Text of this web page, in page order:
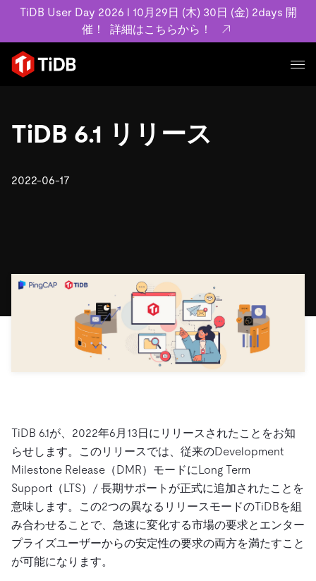
TiDB User Day 2026 l 10月29日 (木) 30日 (金) 2days 開
催！
詳細はこちらから！
プロダクト
MySQL互換の分散データベースで高可用性と水平スケー
ラビリティを備え大規模データをリアルタイムで処理でき
詳細はこちら
料金
エコシステム
Integrations
TiKV
TiSpark
OSS Insight
ユースケース
お客様事例やユーザーによる検証結果の記事などを紹介し
SaaS
ユースケース
運用インテリジェンスの活用
リソース
エンゲージメント
Developer Hub
Discord Community
基本規約、TiDBクラウドサービス契約、SLA、利用規約、
プライバシーポリシーなど、契約関連の情報を紹介しま
会社概要
ニュース
会社案内
キャリア
パートナー
お問い合わせ
ドキュメント
ドキュメント
TiDB Cloud
TiDB
無料で始める
TiDB 6.1 リリース
2022-06-17
TiDB 6.1が、2022年6月13日にリリースされたことをお知
らせします。このリリースでは、従来のDevelopment
Milestone Release（DMR）モードにLong Term
Support（LTS）/ 長期サポートが正式に追加されたことを
意味します。この2つの異なるリリースモードのTiDBを組
み合わせることで、急速に変化する市場の要求とエンター
プライズユーザーからの安定性の要求の両方を満たすこと
が可能になります。